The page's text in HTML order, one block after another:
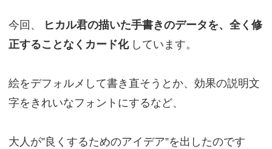
今回、
ヒカル君の描いた手書きのデータを、全く修
正することなくカード化 しています。
絵をデフォルメして書き直そうとか、効果の説明文
字をきれいなフォントにするなど、
大人が”良くするためのアイデア”を出したのです